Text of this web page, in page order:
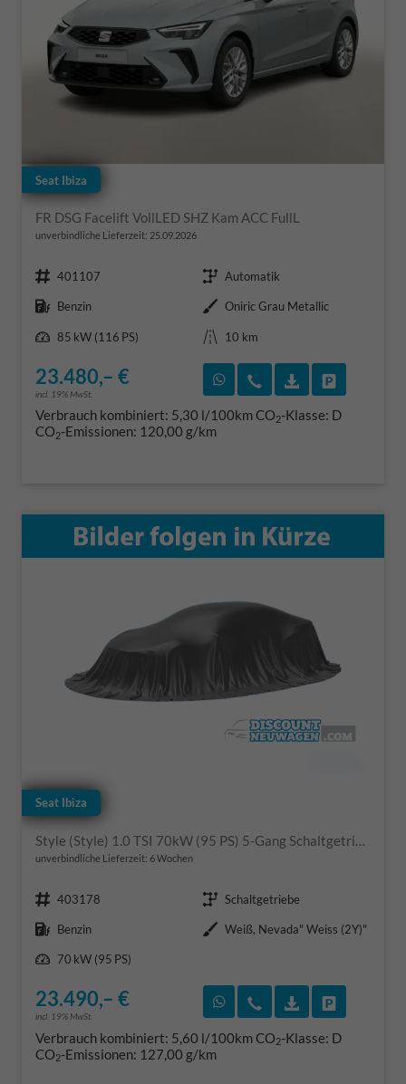
Seat Ibiza
FR DSG Facelift VollLED SHZ Kam ACC FullL
unverbindliche Lieferzeit: 25.09.2026
Fahrzeugnr. 401107 Getriebe Automatik
Kraftstoff Benzin Außenfarbe Oniric Grau Metallic
Leistung
85 kW (116 PS) Kilometerstand 10 km
23.480,– €
incl. 19% MwSt.
Rückruf vereinbaren
Wir rufen Sie an
Verbrauch kombiniert: 5,30 l/100kmCO2-Klasse: D
CO2-Emissionen: 120,00 g/km
Seat Ibiza
Style (Style) 1.0 TSI 70kW (95 PS) 5-Gang Schaltgetriebe
unverbindliche Lieferzeit: 6 Wochen
Fahrzeugnr. 403178 Getriebe Schaltgetriebe
Kraftstoff Benzin Außenfarbe Weiß, Nevada" Weiss (2Y)"
Leistung
70 kW (95 PS)
23.490,– €
incl. 19% MwSt.
Rückruf vereinbaren
Wir rufen Sie an
Verbrauch kombiniert: 5,60 l/100kmCO2-Klasse: D
CO2-Emissionen: 127,00 g/km